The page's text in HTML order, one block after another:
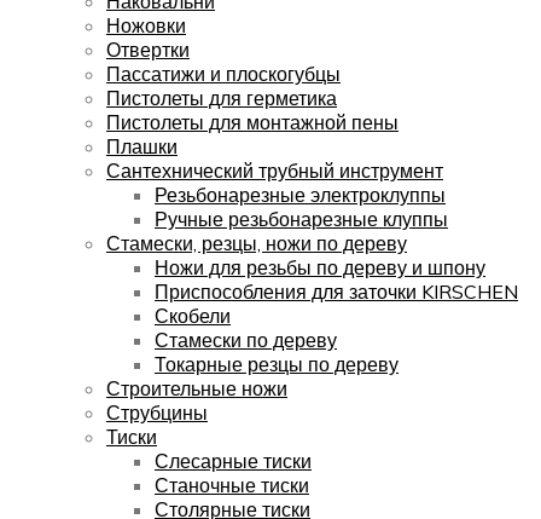
Ножовки
Отвертки
Пассатижи и плоскогубцы
Пистолеты для герметика
Пистолеты для монтажной пены
Плашки
Сантехнический трубный инструмент
Резьбонарезные электроклуппы
Ручные резьбонарезные клуппы
Стамески, резцы, ножи по дереву
Ножи для резьбы по дереву и шпону
Приспособления для заточки KIRSCHEN
Скобели
Стамески по дереву
Токарные резцы по дереву
Строительные ножи
Струбцины
Тиски
Слесарные тиски
Станочные тиски
Столярные тиски